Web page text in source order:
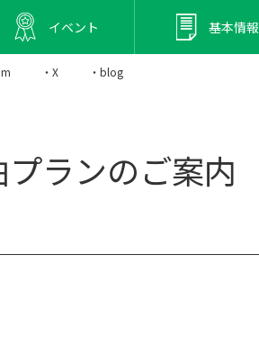
イベント 基本情報
・X ・blog
ランのご案内